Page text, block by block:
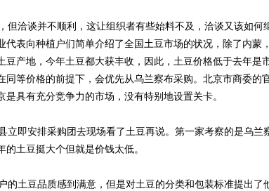
洽谈并不顺利，这让组织者有些始料不及，洽谈又该如何
表向种植户们简单介绍了全国土豆市场的状况，除了内蒙，
豆产地，今年土豆都大获丰收，因此，土豆价格低于去年是
同等价格的前提下，会优先从乌兰察布采购。北京市商委的
具有充分竞争力的市场，没有特别地设置关卡。
即安排采购团去现场看了土豆再说。第一家考察的是乌兰
土豆挺大个但就是价钱太低。
土豆品质感到满意，但是对土豆的分类和包装标准提出了